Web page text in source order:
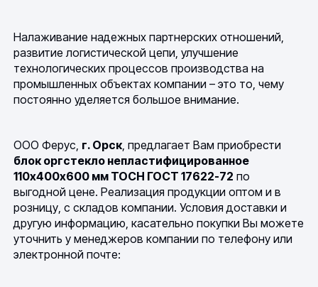
Налаживание надежных партнерских отношений,
развитие логистической цепи, улучшение
технологических процессов производства на
промышленных объектах компании – это то, чему
постоянно уделяется большое внимание.
ООО Ферус, г. Орск, предлагает Вам приобрести
блок оргстекло непластифицированное
110х400х600 мм ТОСН ГОСТ 17622-72 по
выгодной цене. Реализация продукции оптом и в
розницу, с складов компании. Условия доставки и
другую информацию, касательно покупки Вы можете
уточнить у менеджеров компании по телефону или
электронной почте: